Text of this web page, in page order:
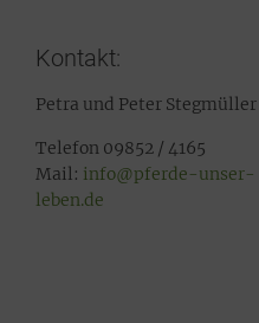
Kontakt:
Petra und Peter Stegmüller
Telefon 09852 / 4165
Mail: info@pferde-unser-
leben.de